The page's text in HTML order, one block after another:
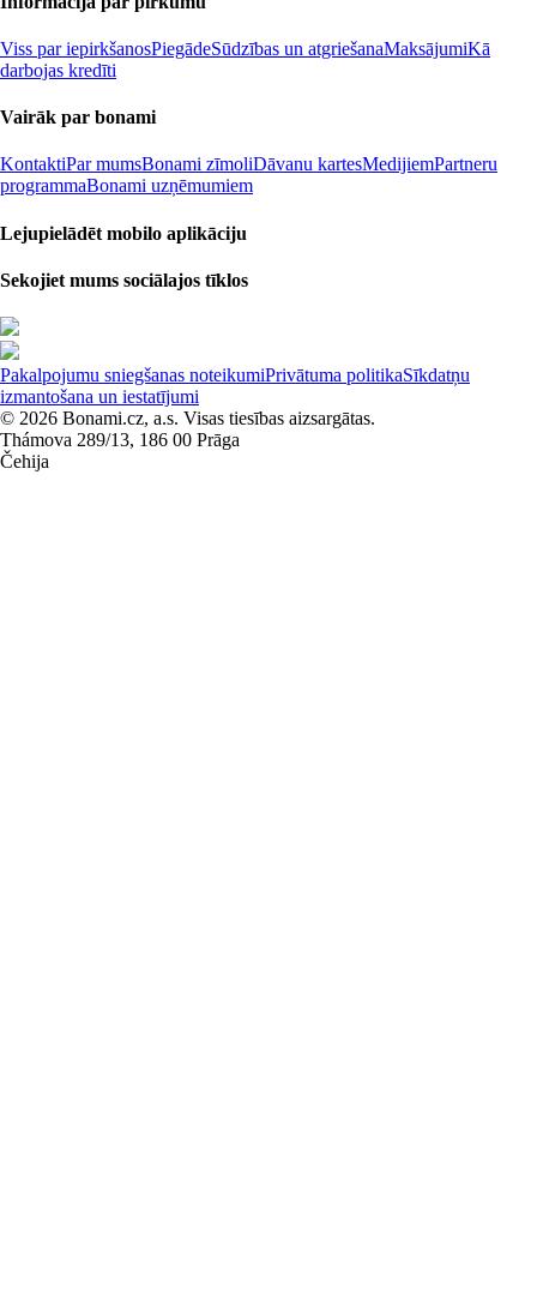
Viss par iepirkšanosPiegādeSūdzības un atgriešanaMaksājumiKā
darbojas kredīti
Vairāk par bonami
KontaktiPar mumsBonami zīmoliDāvanu kartesMedijiemPartneru
programmaBonami uzņēmumiem
Lejupielādēt mobilo aplikāciju
Sekojiet mums sociālajos tīklos
Pakalpojumu sniegšanas noteikumiPrivātuma politikaSīkdatņu
izmantošana un iestatījumi
© 2026 Bonami.cz, a.s. Visas tiesības aizsargātas.
Thámova 289/13, 186 00 Prāga
Čehija